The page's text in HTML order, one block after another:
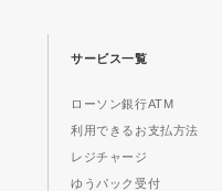
サービス一覧
ローソン銀行ATM
利用できるお支払方法
レジチャージ
ゆうパック受付